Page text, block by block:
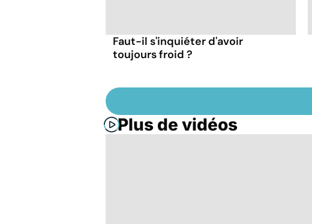
Faut-il s'inquiéter d'avoir
toujours froid ?
Plus de vidéos